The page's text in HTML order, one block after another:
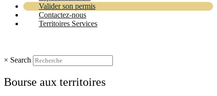
Valider son permis
Contactez-nous
Territoires Services
× Search
Bourse aux territoires